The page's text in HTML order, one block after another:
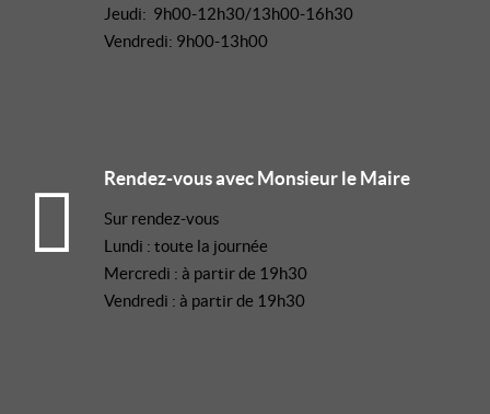
Jeudi: 9h00-12h30/13h00-16h30
Vendredi: 9h00-13h00
Rendez-vous avec Monsieur le Maire
Sur rendez-vous
Lundi : toute la journée
Mercredi : à partir de 19h30
Vendredi : à partir de 19h30